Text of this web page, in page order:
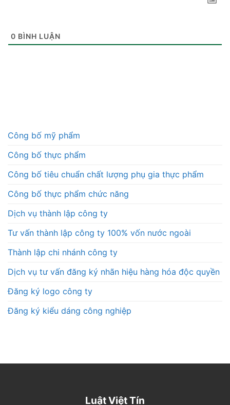
0 BÌNH LUẬN
Công bố mỹ phẩm
Công bố thực phẩm
Công bố tiêu chuẩn chất lượng phụ gia thực phẩm
Công bố thực phẩm chức năng
Dịch vụ thành lập công ty
Tư vấn thành lập công ty 100% vốn nước ngoài
Thành lập chi nhánh công ty
Dịch vụ tư vấn đăng ký nhãn hiệu hàng hóa độc quyền
Đăng ký logo công ty
Đăng ký kiểu dáng công nghiệp
Luật Việt Tín